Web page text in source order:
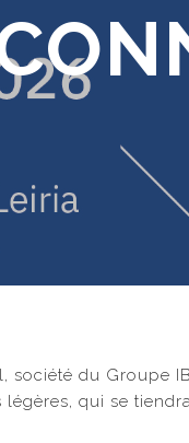
société du Groupe
qui se